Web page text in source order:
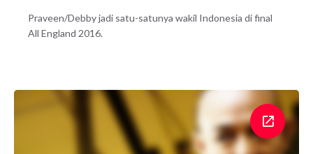
Praveen/Debby jadi satu-satunya wakil Indonesia di final
All England 2016.